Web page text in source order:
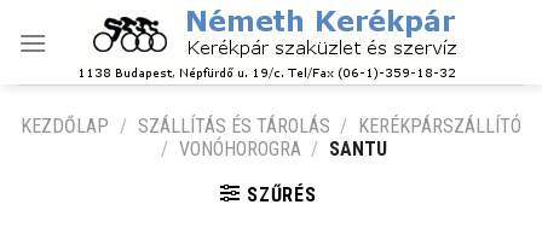
KEZDŐLAP / SZÁLLÍTÁS ÉS TÁROLÁS / KERÉKPÁRSZÁLLÍTÓ
/ VONÓHOROGRA / SANTU
SZŰRÉS